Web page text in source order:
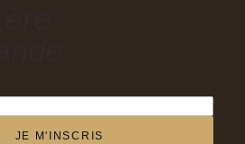
JE M'INSCRIS